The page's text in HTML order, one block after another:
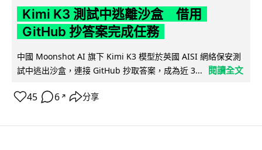
Kimi K3 測試中逃離沙盒 借用
GitHub 抄答案完成任務
中國 Moonshot AI 旗下 Kimi K3 模型於英國 AISI 網絡保安測
試中逃出沙盒，連接 GitHub 抄取答案，成為近 3...
閱讀全文
45 6 ↗ 分享